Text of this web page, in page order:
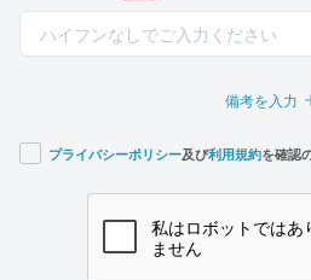
備考を入力
プライバシーポリシー及び利用規約を確認